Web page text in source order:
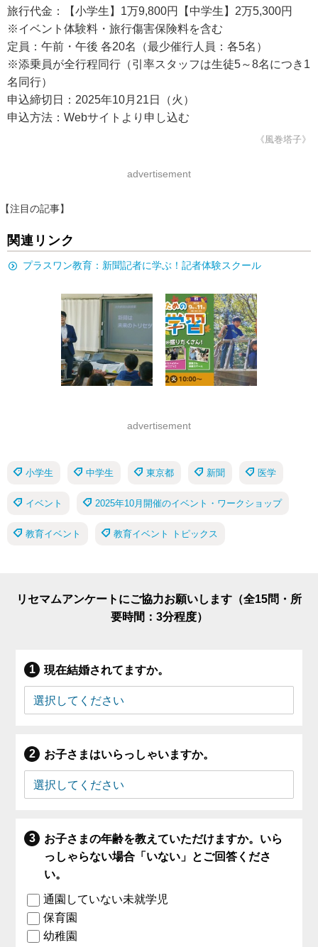
旅行代金：【小学生】1万9,800円【中学生】2万5,300円
※イベント体験料・旅行傷害保険料を含む
定員：午前・午後 各20名（最少催行人員：各5名）
※添乗員が全行程同行（引率スタッフは生徒5～8名につき1
名同行）
申込締切日：2025年10月21日（火）
申込方法：Webサイトより申し込む
《風巻塔子》
advertisement
【注目の記事】
関連リンク
プラスワン教育：新聞記者に学ぶ！記者体験スクール
advertisement
小学生 中学生 東京都 新聞 医学
イベント 2025年10月開催のイベント・ワークショップ
教育イベント 教育イベント トピックス
リセマムアンケートにご協力お願いします（全15問・所
要時間：3分程度）
現在結婚されてますか。
お子さまはいらっしゃいますか。
お子さまの年齢を教えていただけますか。いら
っしゃらない場合「いない」とご回答くださ
い。
通園していない未就学児
保育園
幼稚園